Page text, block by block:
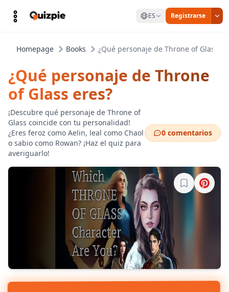
ES Registrarse
Homepage Books ¿Qué personaje de Throne of Glass
¿Qué personaje de Throne
of Glass eres?
¡Descubre qué personaje de Throne of
Glass coincide con tu personalidad!
¿Eres feroz como Aelin, leal como Chaol
o sabio como Rowan? ¡Haz el quiz para
averiguarlo!
0 comentarios
Inicia